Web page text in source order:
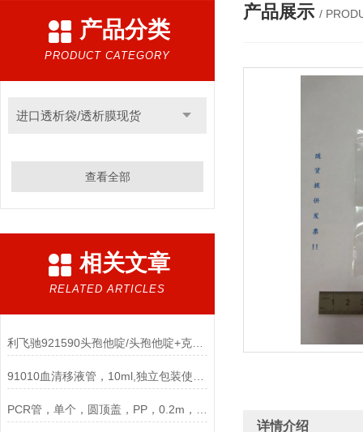
产品分类
PRODUCT CATEGORY
进口透析袋/透析膜现货
查看全部
相关文章
RELATED ARTICLES
利飞驰921590头孢他啶/头孢他啶+克拉维酸CAZ/CAL说明书
产品展示 /
详情介绍